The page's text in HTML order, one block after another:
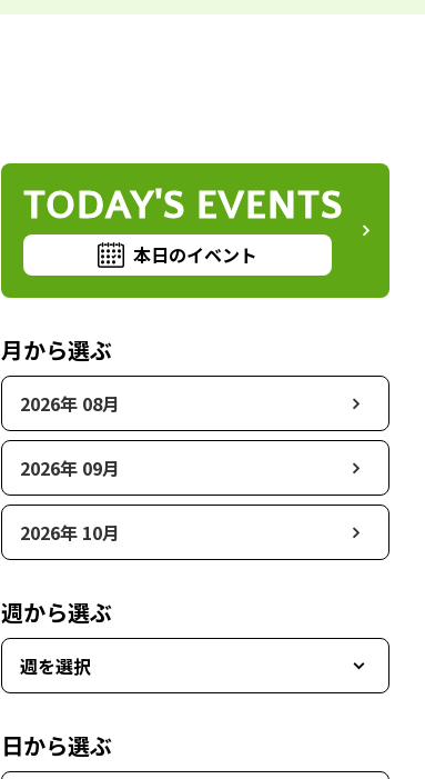
TODAY'S EVENTS
本日のイベント
月から選ぶ
2026年 08月
2026年 09月
2026年 10月
週から選ぶ
週を選択
日から選ぶ